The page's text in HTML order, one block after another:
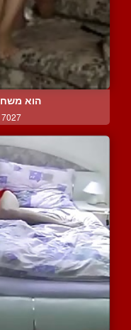
הוא
7027 צפיות